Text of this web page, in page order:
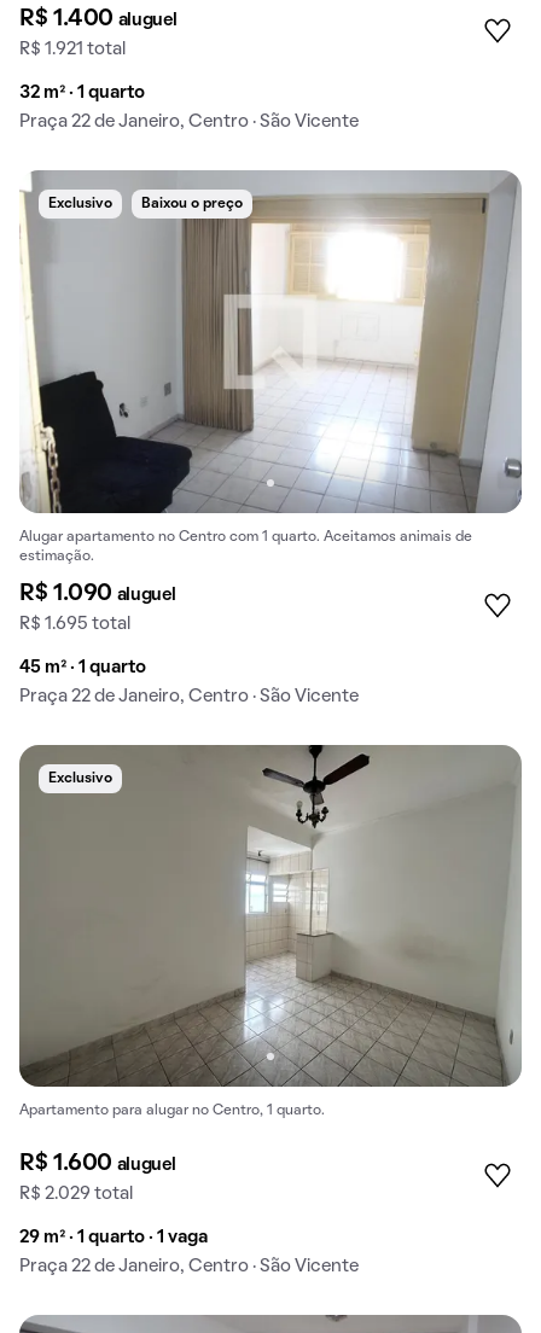
R$ 1.400 aluguel
R$ 1.921 total
32 m² · 1 quarto
Praça 22 de Janeiro, Centro · São Vicente
Exclusivo Baixou o preço
Alugar apartamento no Centro com 1 quarto. Aceitamos animais de
estimação.
R$ 1.090 aluguel
R$ 1.695 total
45 m² · 1 quarto
Praça 22 de Janeiro, Centro · São Vicente
Exclusivo
Apartamento para alugar no Centro, 1 quarto.
R$ 1.600 aluguel
R$ 2.029 total
29 m² · 1 quarto · 1 vaga
Praça 22 de Janeiro, Centro · São Vicente